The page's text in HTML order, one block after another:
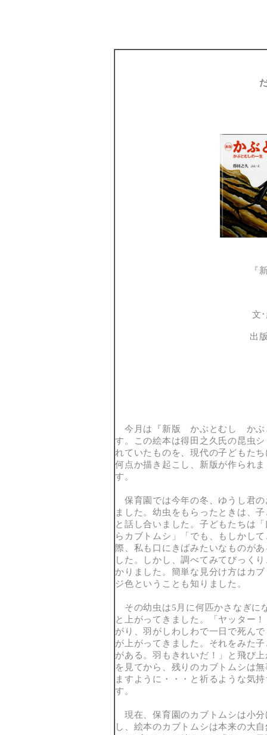
『
文
出
今月は『新版 かぶとむし かぶ
す。この絵本は得田之久氏の昆虫
れていたものを、現代の子どもた
何点か描き起こし、新版が作られ
す。
保育園では今年の冬、ゆうし君
ました。幼虫をもらったときは、
と話し合いました。子どもたちは
らカブトムシ」「でも、もしかし
際、私も口にきばみたいなものが
した。しかし、調べてみてびっく
かりました。簡単な見分け方はカ
ジ色ということも知りました。
その幼虫は5月に何匹かさなぎに
と上がってきました。「ヤッター
がり、羽がしわしわで一日で死ん
が上がってきました。それをみた
がある。羽もきれいだ！」と飛び
を見てから、残りのカブトムシは
ますように・・・と祈るような気
す。
現在、保育園のカブトムシは小
し、絵本のカブトムシは本来の大